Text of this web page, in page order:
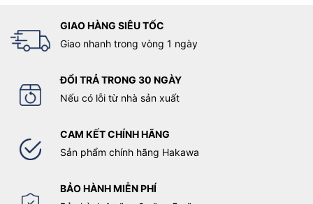
Nhật Bản đỉnh cao mà còn là sự đảm bảo an tâm trọn vẹn cho
mỗi gia đình Việt.
nghiệm thực tế và nhận ưu đãi hấp dẫn khi chọn mua
nước điện giải ion kiềm Atica Gold!
Xem thêm một số sản phẩm khác của Atica:
Máy lọc nước ion kiềm Atica Silver
Máy lọc nước ion kiềm Atica Eco
GIAO HÀNG SIÊU TỐC
Giao nhanh trong vòng 1 ngày
ĐỔI TRẢ TRONG 30 NGÀY
Nếu có lỗi từ nhà sản xuất
CAM KẾT CHÍNH HÃNG
Sản phẩm chính hãng Hakawa
BẢO HÀNH MIỄN PHÍ